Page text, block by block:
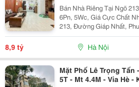
Bán Nhà Riêng Tại Ngõ
6Pn, 5Wc, Giá Cực Chất Nhà Riêng Tọa Lạc Tại Ngõ
213, Đường Giáp Nhất,
Xuân, Hà Nội, Với Diện
Phòng Tắm, Là Lựa Chọn
8,9 tỷ Hà Nội
Mặt Phố Lê Trọng Tấn
5T - Mt 4.4M - Vỉa Hè